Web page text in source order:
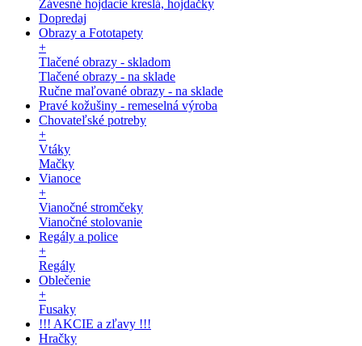
Závesné hojdacie kreslá, hojdačky
Dopredaj
Obrazy a Fototapety
+
Tlačené obrazy - skladom
Tlačené obrazy - na sklade
Ručne maľované obrazy - na sklade
Pravé kožušiny - remeselná výroba
Chovateľské potreby
+
Vtáky
Mačky
Vianoce
+
Vianočné stromčeky
Vianočné stolovanie
Regály a police
+
Regály
Oblečenie
+
Fusaky
!!! AKCIE a zľavy !!!
Hračky